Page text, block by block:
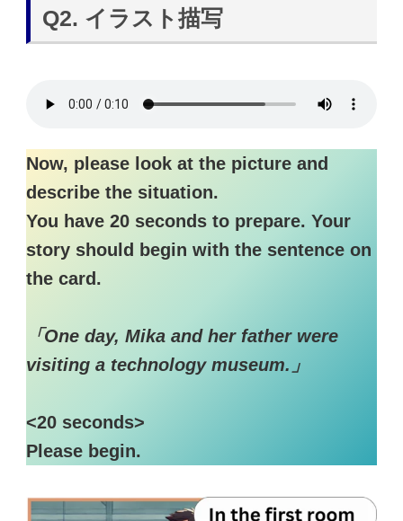
Q2. イラスト描写
Now, please look at the picture and
describe the situation.
You have 20 seconds to prepare. Your
story should begin with the sentence on
the card.
「One day, Mika and her father were
visiting a technology museum.」
<20 seconds>
Please begin.